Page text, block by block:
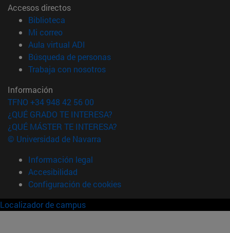
Accesos directos
Biblioteca
Mi correo(abre en nueva ventana)
Aula virtual ADI
Búsqueda de personas(abre en nueva ventana)
Trabaja con nosotros(abre en nueva ventana)
Información
TFNO +34 948 42 56 00
¿QUÉ GRADO TE INTERESA?
¿QUÉ MÁSTER TE INTERESA?
© Universidad de Navarra
Información legal
Accesibilidad
Configuración de cookies
Localizador de campus